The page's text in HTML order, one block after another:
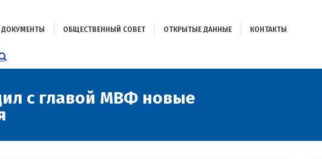
ДОКУМЕНТЫ ОБЩЕСТВЕННЫЙ СОВЕТ ОТКРЫТЫЕ ДАННЫЕ КОНТАКТЫ
с главой МВФ новые